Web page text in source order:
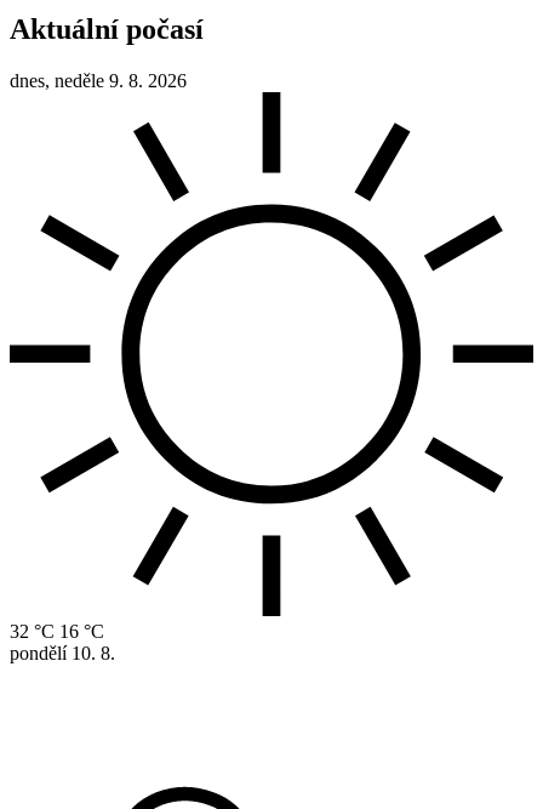
Aktuální počasí
dnes, neděle 9. 8. 2026
32 °C 16 °C
pondělí 10. 8.